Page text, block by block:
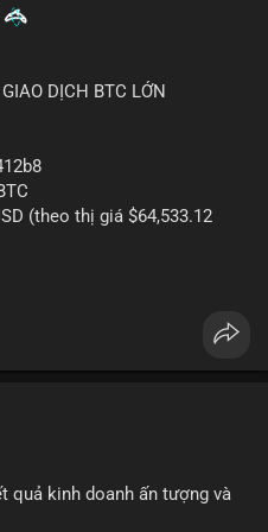
DỊCH BTC LỚN
(theo thị giá $64,533.12
451 nghìn USD từ một địa chỉ
ở mức trung bình so với các
tại, động thái này thiên về
tư hoặc chuẩn bị thanh
biến động mạnh.
quả kinh doanh ấn tượng và